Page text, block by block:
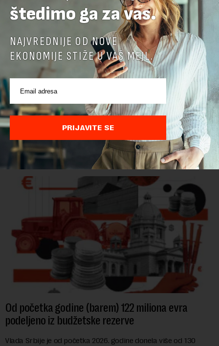
Ministarstvo: EK potvrdila da je Srbija unapredila
kontrolu hrane biljnog porekla
Ministarstvo poljoprivrede, šumarstva i vodoprivrede saopštilo
je danas da je Evropska komisija potvrdila da je Srbija
značajno unapredila sistem službenih kontrola bezbednosti
hrane biljnog porekla, te da k...
Od početka godine (barem) 122 miliona evra
podeljeno iz budžetske rezerve
Vlada Srbije je od početka 2026. godine donela više od 130
štedimo ga za vas.
NAJVREDNIJE OD NOVE
EKONOMIJE STIŽE U VAŠ MEJL.
PRIJAVITE SE